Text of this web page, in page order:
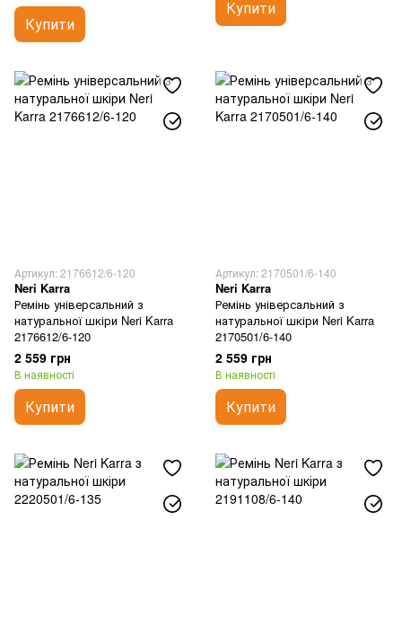
Купити
Купити
Артикул: 2176612/6-120
Neri Karra
Ремінь універсальний з
натуральної шкіри Neri Karra
2176612/6-120
2 559 грн
В наявності
Купити
Артикул: 2170501/6-140
Neri Karra
Ремінь універсальний з
натуральної шкіри Neri Karra
2170501/6-140
2 559 грн
В наявності
Купити